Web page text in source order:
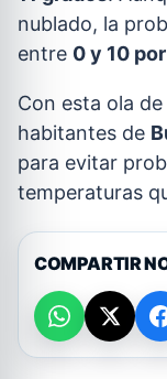
nublado, la
entre 0 y 10
Con esta ola
habitantes de
para evitar
temperaturas
COMPARTIR